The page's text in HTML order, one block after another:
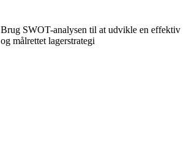
Brug SWOT-analysen til at udvikle en effektiv
og målrettet lagerstrategi